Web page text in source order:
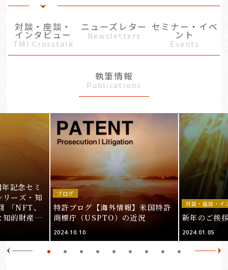
対談・座談・
インタビュー
TMI Crosstalk
ニューズレター
Newsletters
セミナー・イベ
ント
Events
執筆情報
Publications
記念セミ
リーズ・知
「NFT、
知的財産
ブログ
特許ブログ【海外情報】米国特許
商標庁（USPTO）の近況
2024.10.10
対談・座談・イ
新年のご挨
2024.01.05